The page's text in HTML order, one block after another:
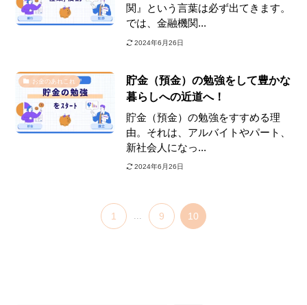
関』という言葉は必ず出てきます。
では、金融機関...
2024年6月26日
お金のあれこれ
貯金（預金）の勉強をして豊かな
暮らしへの近道へ！
貯金（預金）の勉強をすすめる理
由。それは、アルバイトやパート、
新社会人になっ...
2024年6月26日
1 ... 9 10